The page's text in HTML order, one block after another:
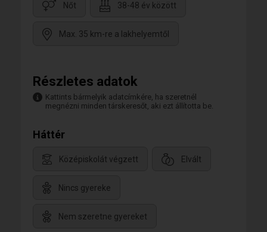
Nőt 38-48 év között
Max. 35 km-re a lakhelyemtől
Részletes adatok
Kattints bármelyik adatcímkére, ha szeretnél
megnézni minden társkeresőt, aki ezt állította be.
Háttér
Középiskolát végzett Elvált
Nincs gyereke
Nem szeretne gyereket